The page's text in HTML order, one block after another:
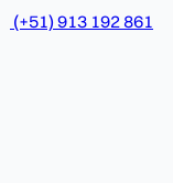
(+51) 913 192 861